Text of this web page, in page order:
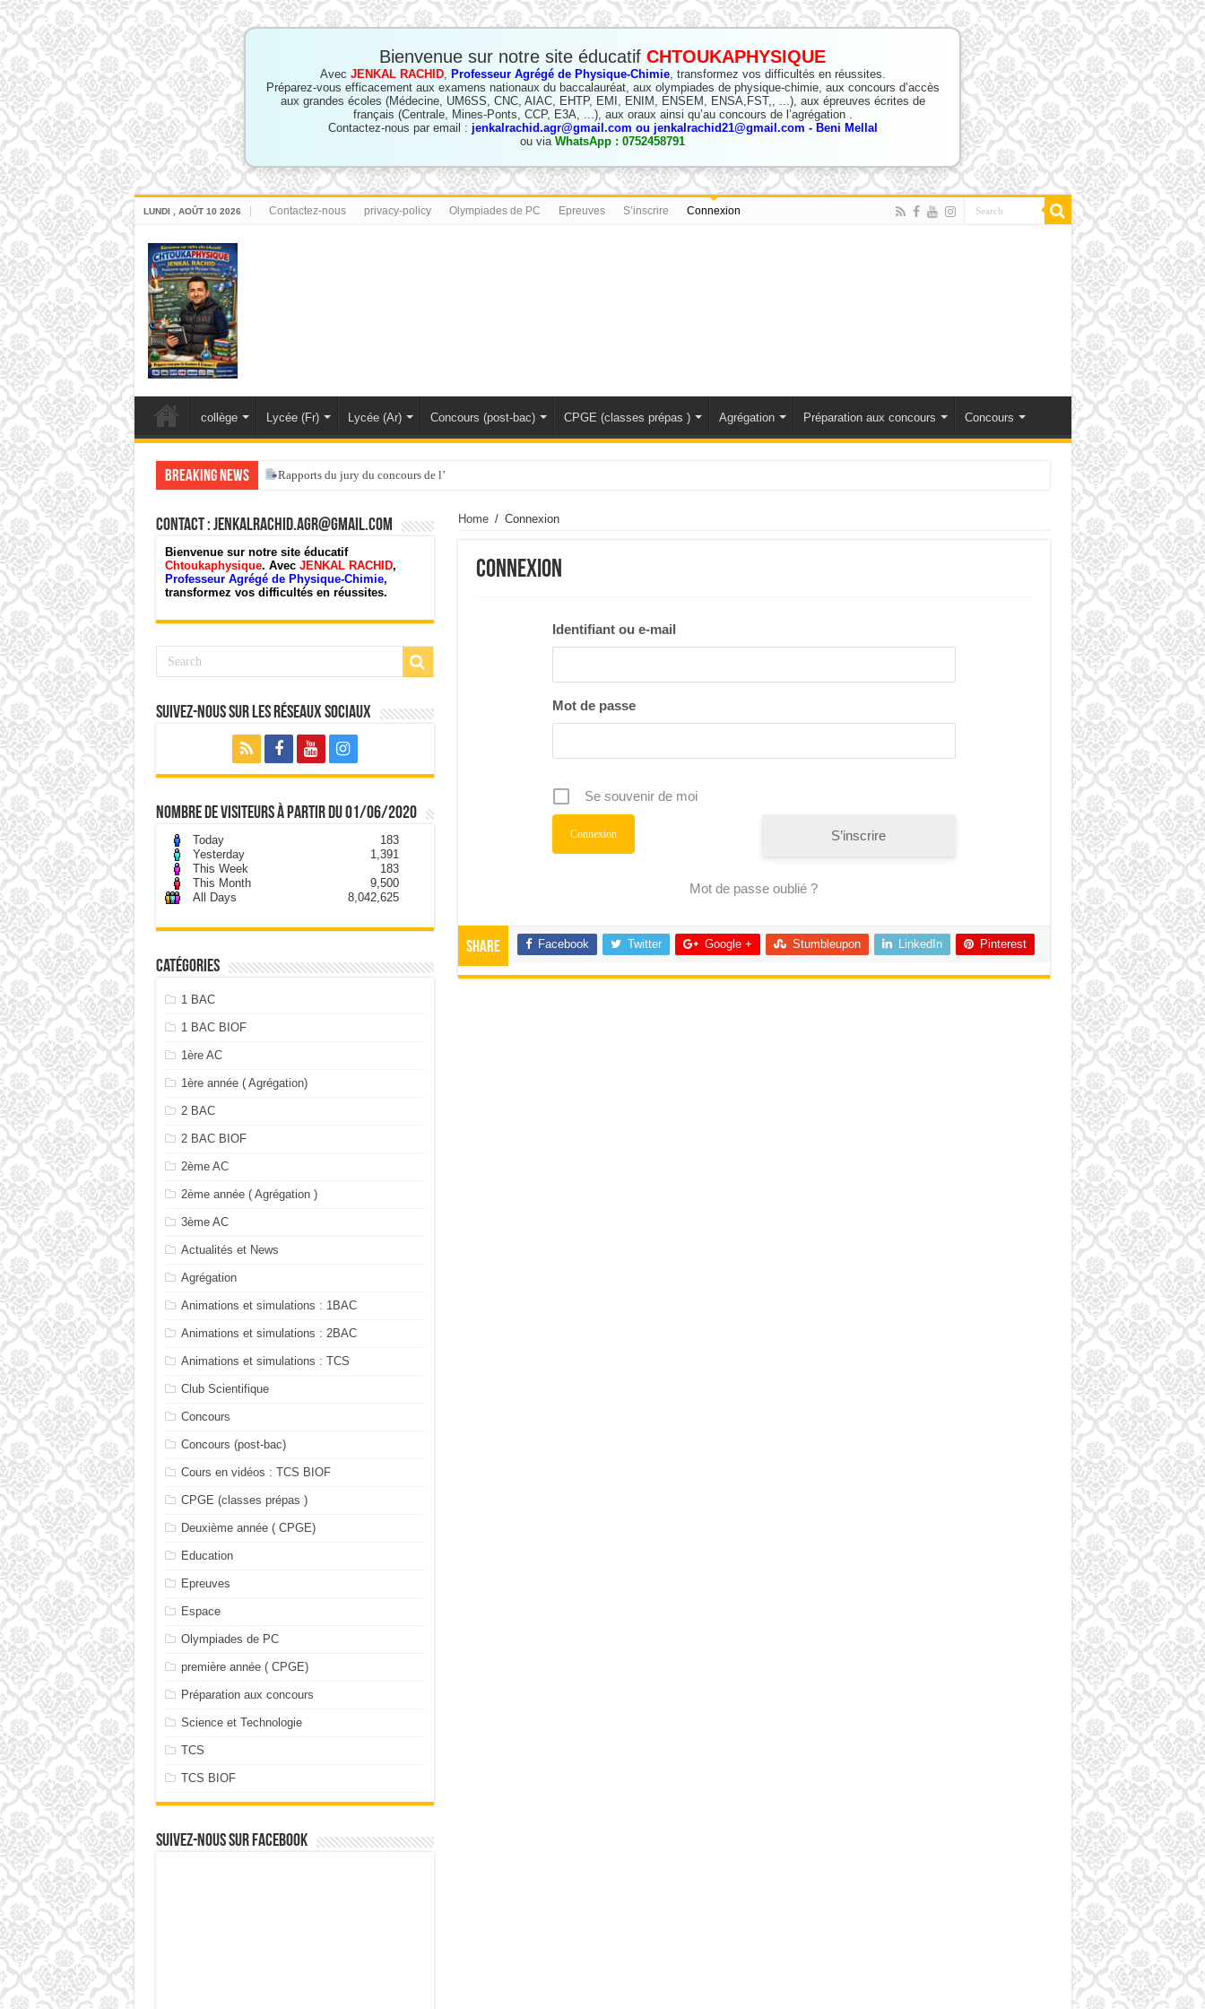
Bienvenue sur notre site éducatif CHTOUKAPHYSIQUE
Avec JENKAL RACHID, Professeur Agrégé de Physique-Chimie, transformez vos difficultés en réussites.
Préparez-vous efficacement aux examens nationaux du baccalauréat, aux olympiades de physique-chimie, aux concours d’accès
aux grandes écoles (Médecine, UM6SS, CNC, AIAC, EHTP, EMI, ENIM, ENSEM, ENSA,FST,, ...), aux épreuves écrites de
français (Centrale, Mines-Ponts, CCP, E3A, ...), aux oraux ainsi qu’au concours de l’agrégation .
Contactez-nous par email : jenkalrachid.agr@gmail.com ou jenkalrachid21@gmail.com - Beni Mellal
ou via WhatsApp : 0752458791
LUNDI , AOÛT 10 2026 Contactez-nous privacy-policy Olympiades de PC Epreuves S’inscrire Connexion
collège Lycée (Fr) Lycée (Ar) Concours (post-bac) CPGE (classes prépas ) Agrégation Préparation aux concours Concours
Breaking News Rapports du jury du concours de l’ agrégation de sciences physiques&nbs
Home / Connexion
Connexion
Identifiant ou e-mail
Mot de passe
Se souvenir de moi
S’inscrire
Mot de passe oublié ?
Share Facebook Twitter Google + Stumbleupon LinkedIn Pinterest
Contact : jenkalrachid.agr@gmail.com
Bienvenue sur notre site éducatif
Chtoukaphysique. Avec JENKAL RACHID,
Professeur Agrégé de Physique-Chimie,
transformez vos difficultés en réussites.
Suivez-nous sur les Réseaux Sociaux
nombre de visiteurs à partir du 01/06/2020
Today
183
Yesterday
1,391
This Week
183
This Month
9,500
All Days
8,042,625
Catégories
1 BAC
1 BAC BIOF
1ère AC
1ère année ( Agrégation)
2 BAC
2 BAC BIOF
2ème AC
2ème année ( Agrégation )
3ème AC
Actualités et News
Agrégation
Animations et simulations : 1BAC
Animations et simulations : 2BAC
Animations et simulations : TCS
Club Scientifique
Concours
Concours (post-bac)
Cours en vidéos : TCS BIOF
CPGE (classes prépas )
Deuxième année ( CPGE)
Education
Epreuves
Espace
Olympiades de PC
première année ( CPGE)
Préparation aux concours
Science et Technologie
TCS
TCS BIOF
Suivez-nous sur facebook